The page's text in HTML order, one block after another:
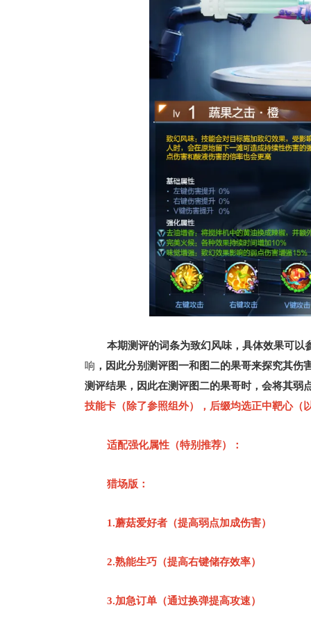
本期测评的词条为致幻风味，具体效果可以
响 ，因此分别测评图一和图二的果哥来探究其
测评结果，因此在测评图二的果哥时，会将其弱
技能卡（除了参照组外），后缀均选正中靶心（
适配强化属性（特别推荐）：
猎场版：
1.蘑菇爱好者（提高弱点加成伤害）
2.熟能生巧（提高右键储存效率）
3.加急订单（通过换弹提高攻速）